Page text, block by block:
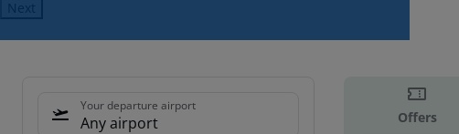
Next
Your departure airport
Any airport Offers